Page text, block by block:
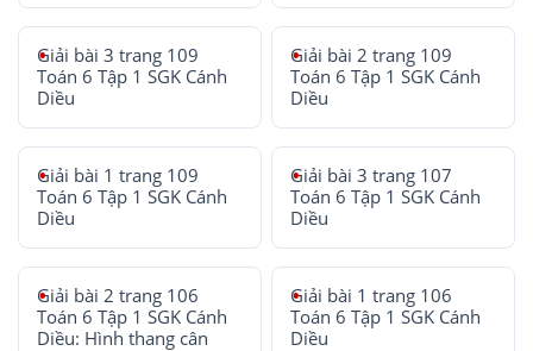
Giải bài 3 trang 109
Toán 6 Tập 1 SGK Cánh
Diều
Giải bài 2 trang 109
Toán 6 Tập 1 SGK Cánh
Diều
Giải bài 1 trang 109
Toán 6 Tập 1 SGK Cánh
Diều
Giải bài 3 trang 107
Toán 6 Tập 1 SGK Cánh
Diều
Giải bài 2 trang 106
Toán 6 Tập 1 SGK Cánh
Diều: Hình thang cân
Giải bài 1 trang 106
Toán 6 Tập 1 SGK Cánh
Diều